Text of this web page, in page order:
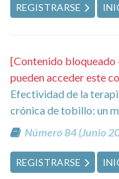
REGISTRARSE
[Contenido bloqueado
pueden acceder este
Efectividad de la
crónica de tobillo: un
Número 84 (Junio
REGISTRARSE